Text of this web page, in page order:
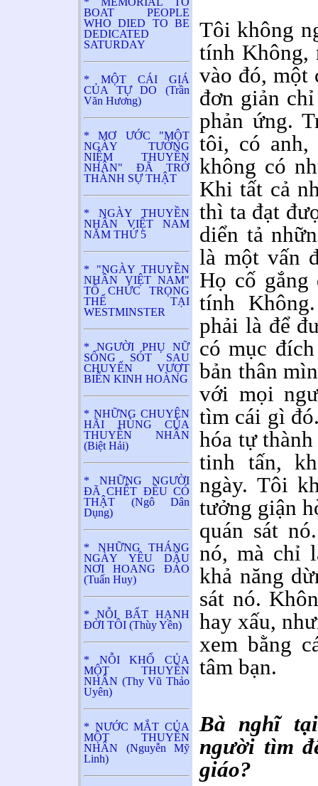
BOAT PEOPLE
WHO DIED TO BE
DEDICATED
SATURDAY
* MỘT CÁI GIÁ
CỦA TỰ DO (Trần
Văn Hương)
* MƠ ƯỚC "MỘT
NGÀY TƯỞNG
NIỆM THUYỀN
NHÂN" ĐÃ TRỞ
THÀNH SỰ THẬT
* NGÀY THUYỀN
NHÂN VIỆT NAM
NĂM THỨ 5
* "NGÀY THUYỀN
NHÂN VIỆT NAM"
TỔ CHỨC TRỌNG
THỂ TẠI
WESTMINSTER
* NGƯỜI PHỤ NỮ
SỐNG SÓT SAU
CHUYẾN VƯỢT
BIỂN KINH HOÀNG
* NHỮNG CHUYỆN
HÃI HÙNG CỦA
THUYỀN NHÂN
(Biệt Hải)
* NHỮNG NGƯỜI
ĐÃ CHẾT ĐỀU CÓ
THẬT (Ngô Dân
Dụng)
* NHỮNG THÁNG
NGÀY YÊU DẤU
NƠI HOANG ĐẢO
(Tuấn Huy)
* NỖI BẤT HẠNH
ĐỜI TÔI (Thùy Yên)
* NỖI KHỔ CỦA
MỘT THUYỀN
NHÂN (Thy Vũ Thảo
Uyên)
* NƯỚC MẮT CỦA
MỘT THUYỀN
NHÂN (Nguyễn Mỹ
Linh)
Tôi không
tính Không,
vào đó, một
đơn giản
phản ứng.
tôi, có anh,
không có
Khi tất cả
thì ta đạt
diển tả
là một vấn
Họ cố gắng
tính
phải là để
có mục
bản thân
với mọi
tìm cái gì
hóa tự
tinh tấn,
ngày. Tôi
tưởng giận
quán sát
nó, mà chỉ
khả năng
sát nó.
hay xấu,
xem bằng
tâm bạn.
Bà nghĩ
người tìm
giáo?